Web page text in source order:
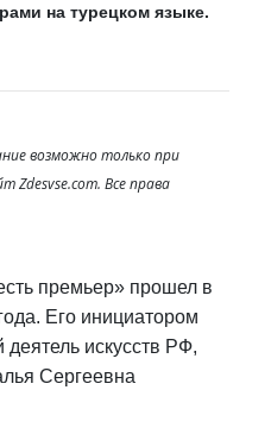
на турецком языке.
возможно только при
Zdesvse.com. Все права
премьер» прошел в
Его инициатором
деятель искусств РФ,
Сергеевна